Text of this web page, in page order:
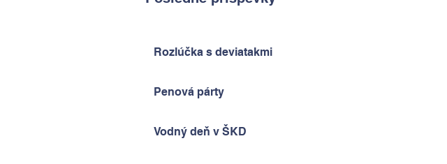
Rozlúčka s deviatakmi
Penová párty
Vodný deň v ŠKD